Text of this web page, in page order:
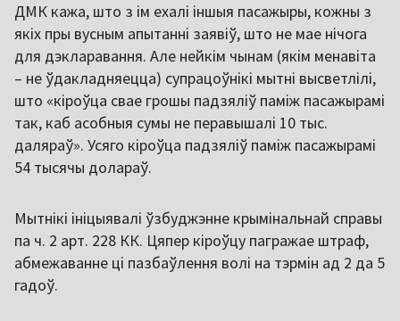
ДМК кажа, што з ім ехалі іншыя пасажыры, кожны з
якіх пры вусным апытанні заявіў, што не мае нічога
для дэкларавання. Але нейкім чынам (якім менавіта
– не ўдакладняецца) супрацоўнікі мытні высветлілі,
што «кіроўца свае грошы падзяліў паміж пасажырамі
так, каб асобныя сумы не перавышалі 10 тыс.
даляраў». Усяго кіроўца падзяліў паміж пасажырамі
54 тысячы долараў.
Мытнікі ініцыявалі ўзбуджэнне крымінальнай справы
па ч. 2 арт. 228 КК. Цяпер кіроўцу пагражае штраф,
абмежаванне ці пазбаўлення волі на тэрмін ад 2 да 5
гадоў.